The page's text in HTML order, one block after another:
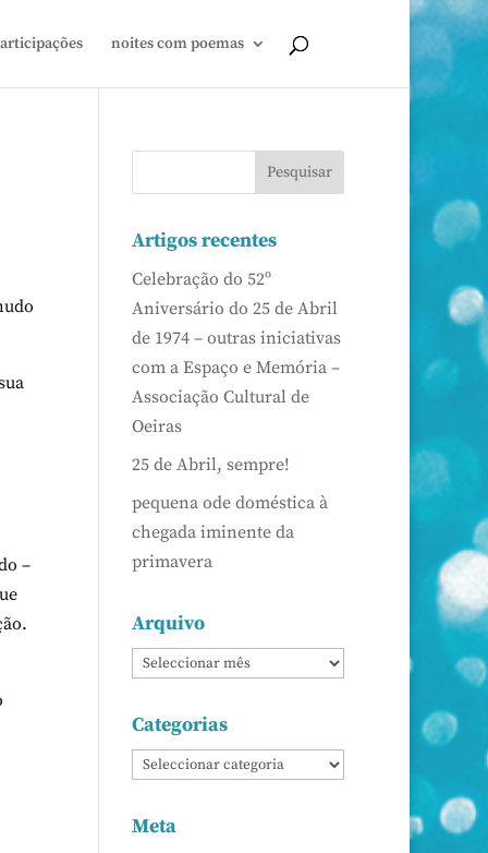
noites com poemas
–
Artigos recentes
Celebração do 52º
Aniversário do 25 de Abril
de 1974 – outras iniciativas
com a Espaço e Memória –
Associação Cultural de
Oeiras
25 de Abril, sempre!
pequena ode doméstica à
chegada iminente da
primavera
Arquivo
Categorias
Meta